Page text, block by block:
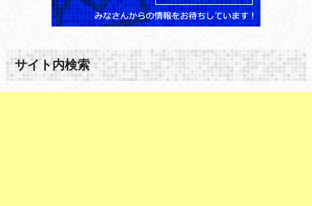
サイト内検索